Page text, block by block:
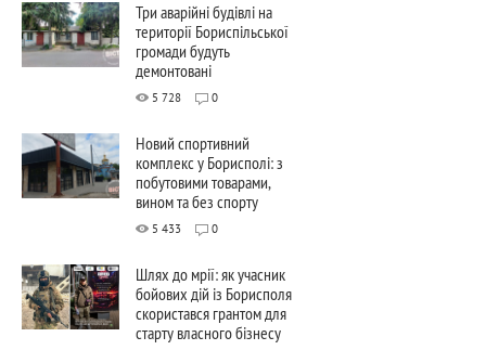
Три аварійні будівлі на
території Бориспільської
громади будуть
демонтовані
5 728 0
Новий спортивний
комплекс у Борисполі: з
побутовими товарами,
вином та без спорту
5 433 0
Шлях до мрії: як учасник
бойових дій із Борисполя
скористався грантом для
старту власного бізнесу